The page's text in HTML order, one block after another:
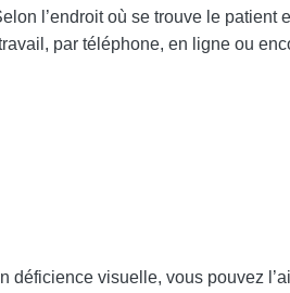
l’endroit où se trouve le patient
par téléphone, en ligne ou
déficience visuelle, vous pouvez